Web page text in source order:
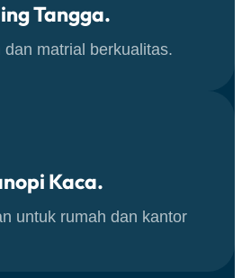
Tangga.
matrial berkualitas.
Kaca.
untuk rumah dan kantor